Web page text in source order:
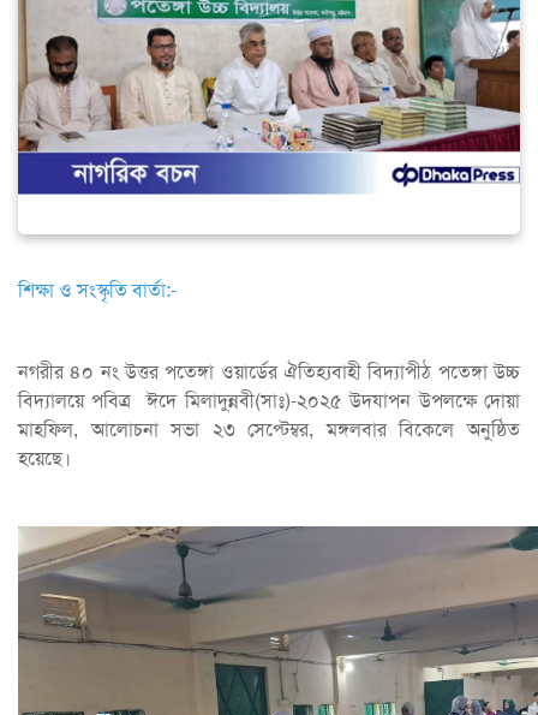
শিক্ষা ও সংস্কৃতি বার্তা:-
নগরীর ৪০ নং উত্তর পতেঙ্গা ওয়ার্ডের ঐতিহ্যবাহী বিদ্যাপীঠ পতেঙ্গা উচ্চ
বিদ্যালয়ে পবিত্র ঈদে মিলাদুন্নবী(সাঃ)-২০২৫ উদযাপন উপলক্ষে দোয়া
মাহফিল, আলোচনা সভা ২৩ সেপ্টেম্বর, মঙ্গলবার বিকেলে অনুষ্ঠিত
হয়েছে।